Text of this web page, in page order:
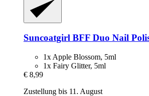
Suncoatgirl BFF Duo Nail
1x Apple Blossom, 5ml
1x Fairy Glitter, 5ml
€ 8,99
Zustellung bis 11. August